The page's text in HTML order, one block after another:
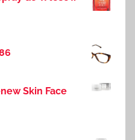
Skin Face